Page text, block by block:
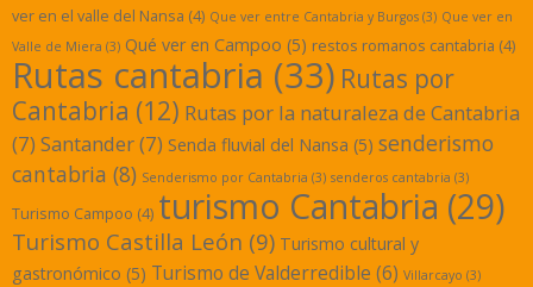
ver en el valle del Nansa (4) Que ver entre Cantabria y Burgos (3) Que ver en
Valle de Miera (3) Qué ver en Campoo (5) restos romanos cantabria (4)
Rutas cantabria (33) Rutas por
Cantabria (12) Rutas por la naturaleza de Cantabria
(7) Santander(7) Senda fluvial del Nansa (5) senderismo
cantabria (8) Senderismo por Cantabria (3) senderos cantabria (3)
Turismo Campoo (4) turismo Cantabria (29)
Turismo Castilla León (9) Turismo cultural y
gastronómico (5) Turismo de Valderredible (6) Villarcayo (3)